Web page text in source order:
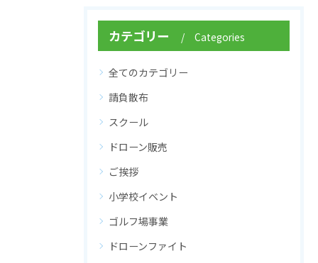
カテゴリー Categories
全てのカテゴリー
請負散布
スクール
ドローン販売
ご挨拶
小学校イベント
ゴルフ場事業
ドローンファイト